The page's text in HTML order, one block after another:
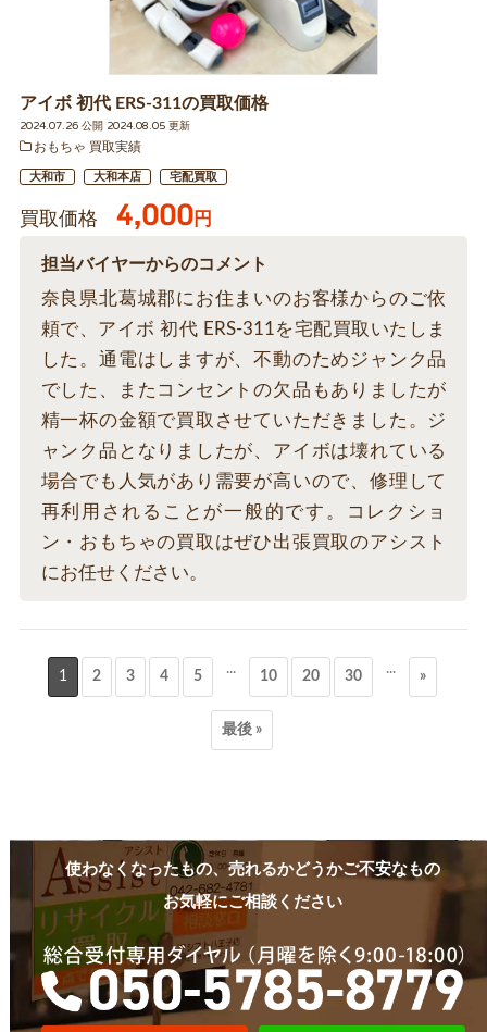
アイボ 初代 ERS-311の買取価格
2024.07.26 公開 2024.08.05 更新
おもちゃ 買取実績
大和市 大和本店 宅配買取
買取価格 4,000円
担当バイヤーからのコメント
奈良県北葛城郡にお住まいのお客様からのご依
頼で、アイボ 初代 ERS-311を宅配買取いたしま
した。通電はしますが、不動のためジャンク品
でした、またコンセントの欠品もありましたが
精一杯の金額で買取させていただきました。ジ
ャンク品となりましたが、アイボは壊れている
場合でも人気があり需要が高いので、修理して
再利用されることが一般的です。コレクショ
ン・おもちゃの買取はぜひ出張買取のアシスト
にお任せください。
1 2 3 4 5 ... 10 20 30 ... »
最後 »
使わなくなったもの、売れるかどうかご不安なもの
お気軽にご相談ください